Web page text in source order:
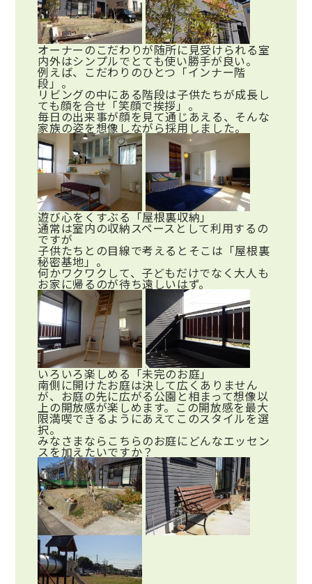
オーナーのこだわりが随所に見受けられる室
内外はシンプルでとても使い勝手が良い。
例えば、こだわりのひとつ「インナー階
段」。
リビングの中にある階段は子供たちが成長し
ても顔を合せ「笑顔で挨拶」。
毎日の出来事が顔を見て通じあえる、そんな
家族の姿を想像しながら採用しました。
遊び心をくすぶる「屋根裏収納」
通常は室内の収納スペースとして利用するの
ですが
子供たちとの目線で考えるとそこは「屋根裏
秘密基地」。
何かワクワクして、子どもだけでなく大人も
お家に帰るのが待ち遠しいはず。
いろいろ楽しめる「未完のお庭」
南側に開けたお庭は決して広くありません
が、お庭の先に広がる公園と相まって想像以
上の開放感が楽しめます。この開放感を最大
限満喫できるようにあえてこのスタイルを選
択。
みなさまならこちらのお庭にどんなエッセン
スを加えたいですか？